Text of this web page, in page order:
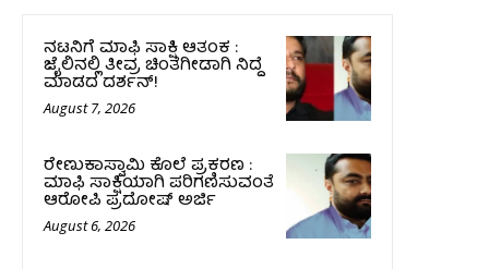
ನಟನಿಗೆ ಮಾಫಿ ಸಾಕ್ಷಿ ಆತಂಕ :
ಜೈಲಿನಲ್ಲಿ ತೀವ್ರ ಚಿಂತೆಗೀಡಾಗಿ ನಿದ್ದೆ
ಮಾಡದ ದರ್ಶನ್!
August 7, 2026
ರೇಣುಕಾಸ್ವಾಮಿ ಕೊಲೆ ಪ್ರಕರಣ :
ಮಾಫಿ ಸಾಕ್ಷಿಯಾಗಿ ಪರಿಗಣಿಸುವಂತೆ
ಆರೋಪಿ ಪ್ರದೋಷ್‌ ಅರ್ಜಿ
August 6, 2026